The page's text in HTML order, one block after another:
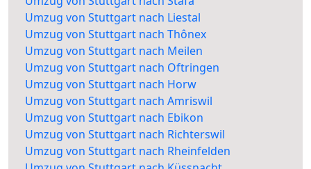
Umzug von Stuttgart nach Liestal
Umzug von Stuttgart nach Thônex
Umzug von Stuttgart nach Meilen
Umzug von Stuttgart nach Oftringen
Umzug von Stuttgart nach Horw
Umzug von Stuttgart nach Amriswil
Umzug von Stuttgart nach Ebikon
Umzug von Stuttgart nach Richterswil
Umzug von Stuttgart nach Rheinfelden